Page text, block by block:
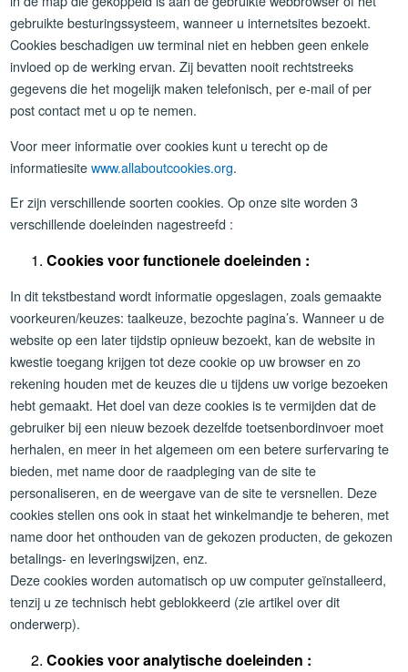
gebruikte besturingssysteem, wanneer u internetsites bezoekt.
Cookies beschadigen uw terminal niet en hebben geen enkele
invloed op de werking ervan. Zij bevatten nooit rechtstreeks
gegevens die het mogelijk maken telefonisch, per e-mail of per
post contact met u op te nemen.
Voor meer informatie over cookies kunt u terecht op de
informatiesitewww.allaboutcookies.org.
Er zijn verschillende soorten cookies. Op onze site worden 3
verschillende doeleinden nagestreefd :
Cookies voor functionele doeleinden :
In dit tekstbestand wordt informatie opgeslagen, zoals gemaakte
voorkeuren/keuzes: taalkeuze, bezochte pagina’s. Wanneer u de
website op een later tijdstip opnieuw bezoekt, kan de website in
kwestie toegang krijgen tot deze cookie op uw browser en zo
rekening houden met de keuzes die u tijdens uw vorige bezoeken
hebt gemaakt. Het doel van deze cookies is te vermijden dat de
gebruiker bij een nieuw bezoek dezelfde toetsenbordinvoer moet
herhalen, en meer in het algemeen om een betere surfervaring te
bieden, met name door de raadpleging van de site te
personaliseren, en de weergave van de site te versnellen. Deze
cookies stellen ons ook in staat het winkelmandje te beheren, met
name door het onthouden van de gekozen producten, de gekozen
betalings- en leveringswijzen, enz.
Deze cookies worden automatisch op uw computer geïnstalleerd,
tenzij u ze technisch hebt geblokkeerd (zie artikel over dit
onderwerp).
Cookies voor analytische doeleinden :